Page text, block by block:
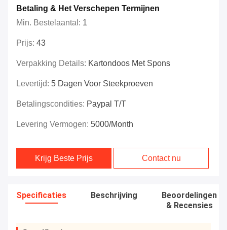
Betaling & Het Verschepen Termijnen
Min. Bestelaantal: 1
Prijs: 43
Verpakking Details: Kartondoos Met Spons
Levertijd: 5 Dagen Voor Steekproeven
Betalingscondities: Paypal T/T
Levering Vermogen: 5000/month
Krijg Beste Prijs Contact nu
Specificaties Beschrijving
Beoordelingen
& Recensies